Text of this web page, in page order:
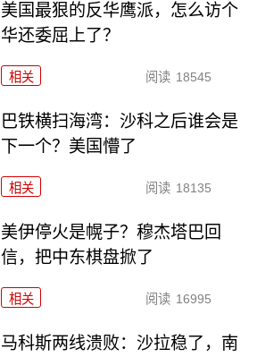
美国最狠的反华鹰派，怎么访个
华还委屈上了？
相关 阅读 18545
巴铁横扫海湾：沙科之后谁会是
下一个？美国懵了
相关 阅读 18135
美伊停火是幌子？穆杰塔巴回
信，把中东棋盘掀了
相关 阅读 16995
马科斯两线溃败：沙拉稳了，南